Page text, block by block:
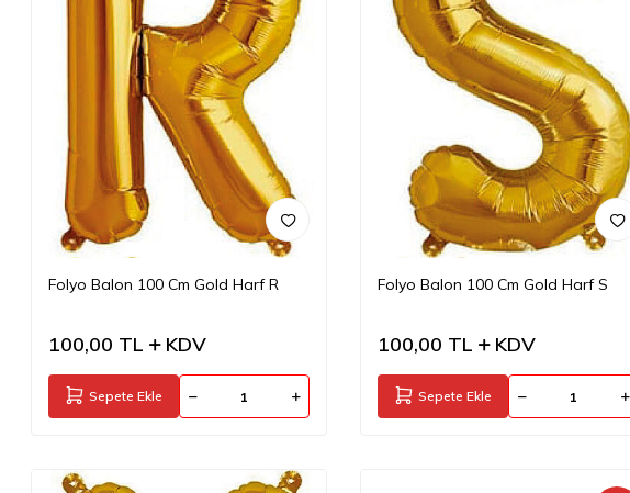
Folyo Balon 100 Cm Gold Harf R
100,00 TL KDV
Sepete Ekle
Folyo Balon 100 Cm Gold Harf S
100,00 TL KDV
Sepete Ekle